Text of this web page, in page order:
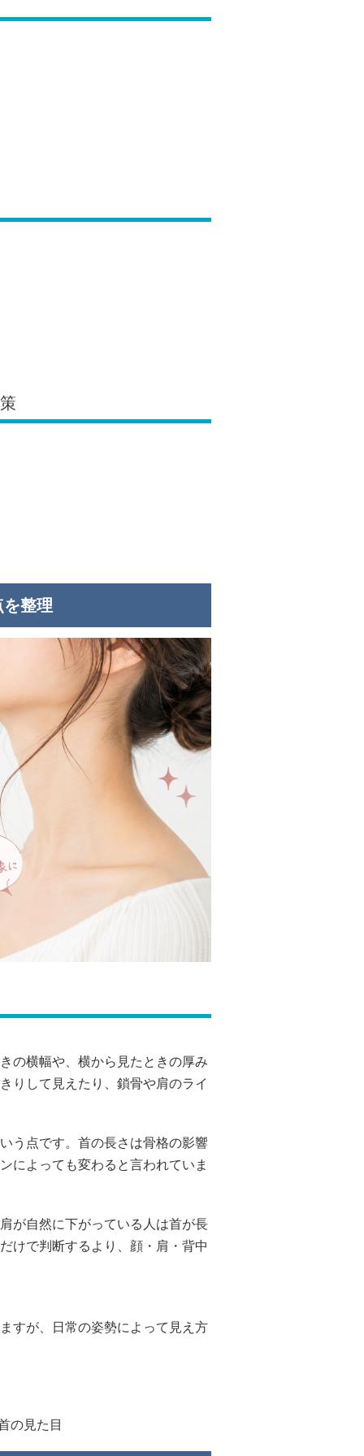
整理
の横幅や、横から見たときの厚み
りして見えたり、鎖骨や肩のライ
う点です。首の長さは骨格の影響
によっても変わると言われていま
が自然に下がっている人は首が長
けで判断するより、顔・肩・背中
すが、日常の姿勢によって見え方
の見た目